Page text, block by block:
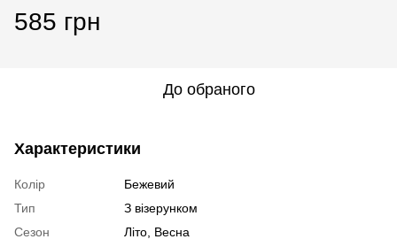
585 грн
До обраного
Характеристики
Колір
Бежевий
Тип
З візерунком
Сезон
Літо, Весна